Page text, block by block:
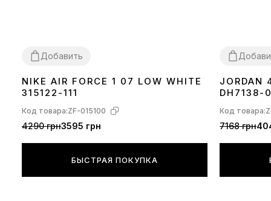
Добавить
3637 38 39 40414243 4445 46
NIKE AIR FORCE 1 07 LOW WHITE
315122-111
Код товара:ZF-015100
4290 грн3595 грн
БЫСТРАЯ ПОКУПКА
37383940
JORDAN
DH7138-
Код товара:
7168 грн